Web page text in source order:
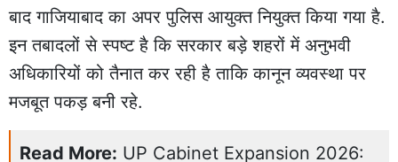
बाद गाजियाबाद का अपर पुलिस आयुक्त नियुक्त किया गया है.
इन तबादलों से स्पष्ट है कि सरकार बड़े शहरों में अनुभवी
अधिकारियों को तैनात कर रही है ताकि कानून व्यवस्था पर
मजबूत पकड़ बनी रहे.
Read More: UP Cabinet Expansion 2026: